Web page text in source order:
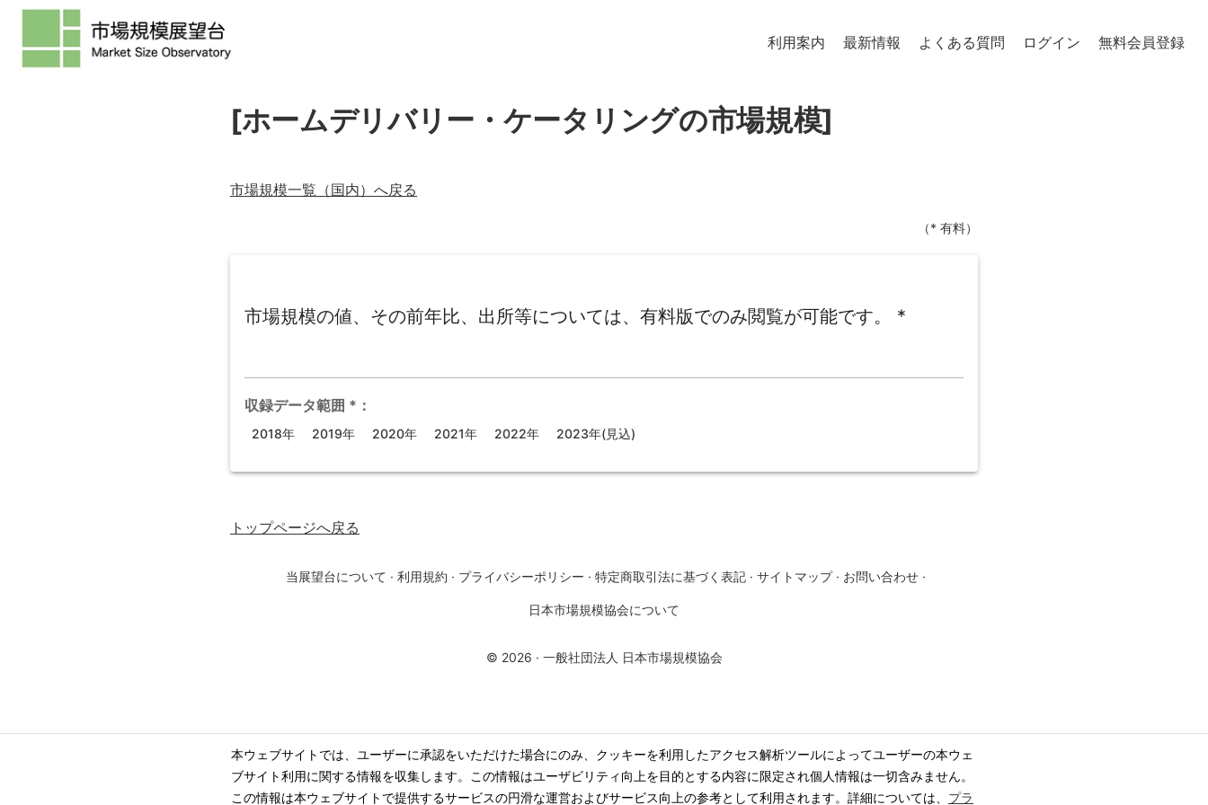
本ウェブサイトでは、ユーザーに承認をいただけた場合にのみ、クッキーを利用したアクセス解析ツールによってユーザーの本ウェ
ブサイト利用に関する情報を収集します。この情報はユーザビリティ向上を目的とする内容に限定され個人情報は一切含みません。
この情報は本ウェブサイトで提供するサービスの円滑な運営およびサービス向上の参考として利用されます。詳細については、 プラ
利用案内 最新情報 よくある質問 ログイン 無料会員登録
[ホームデリバリー・ケータリングの市場規模]
市場規模一覧（国内）へ戻る
（* 有料）
市場規模の値、その前年比、出所等については、有料版でのみ閲覧が可能です。 *
収録データ範囲 * ：
2018年 2019年 2020年 2021年 2022年 2023年(見込)
トップページへ戻る
当展望台について · 利用規約 · プライバシーポリシー · 特定商取引法に基づく表記 · サイトマップ · お問い合わせ ·
日本市場規模協会について
© 2026 · 一般社団法人 日本市場規模協会